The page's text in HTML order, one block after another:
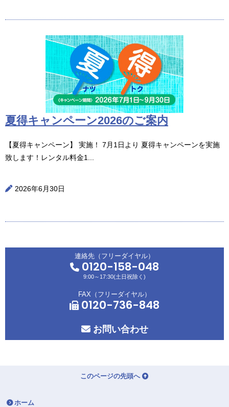
夏得キャンペーン2026のご案内
【夏得キャンペーン】 実施！ 7月1日より 夏得キャンペーンを実施
致します！レンタル料金1...
2026年6月30日
連絡先（フリーダイヤル）
0120-158-048
9:00～17:30(土日祝除く)
FAX（フリーダイヤル）
0120-736-848
お問い合わせ
このページの先頭へ
ホーム